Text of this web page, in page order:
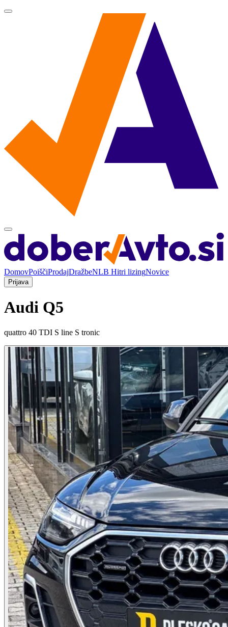
DomovPoiščiProdajDražbeNLB Hitri lizingNovice
Prijava
Audi Q5
quattro 40 TDI S line S tronic